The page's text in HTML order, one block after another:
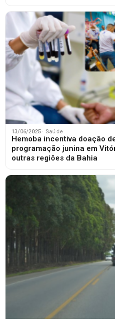
13/06/2025 · Saúde
Hemoba incentiva doação
programação junina em
outras regiões da Bahia